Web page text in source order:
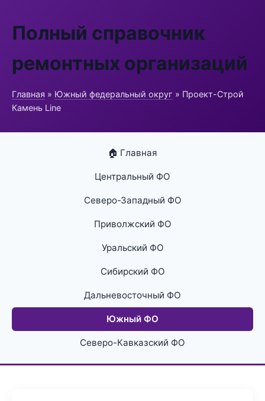
Полный справочник
ремонтных организаций
Главная » Южный федеральный округ » Проект-Строй
Камень Line
🏠 Главная
Центральный ФО
Северо-Западный ФО
Приволжский ФО
Уральский ФО
Сибирский ФО
Дальневосточный ФО
Южный ФО
Северо-Кавказский ФО